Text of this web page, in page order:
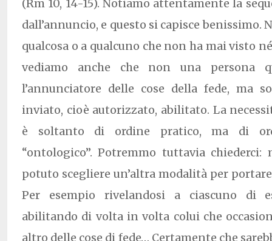
(Rm 10, 14-15). Notiamo attentamente la
dall’annuncio, e questo si capisce benissimo.
qualcosa o a qualcuno che non ha mai visto
vediamo anche che non una persona
l’annunciatore delle cose della fede, ma
inviato, cioè autorizzato, abilitato. La
è soltanto di ordine pratico, ma di
“ontologico”. Potremmo tuttavia chiederci:
potuto scegliere un’altra modalità per
Per esempio rivelandosi a ciascuno di
abilitando di volta in volta colui che
altro delle cose di fede… Certamente che